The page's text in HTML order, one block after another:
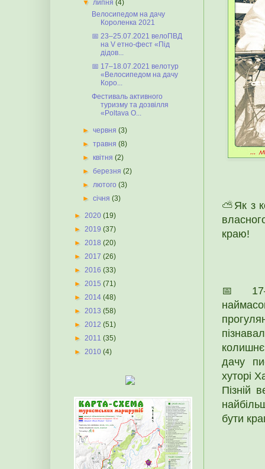
⛅Як з
краю!
📅 17
колишнє
дачу
хуторі
Пізній
бути
▼липня(4)
Велосипедом на дачу
Короленка 2021
📅 23–25.07.2021 велоПВД
на V етно-фест «Під
дідов...
📅 17–18.07.2021 велотур
«Велосипедом на дачу
Коро...
Фестиваль активного
туризму та дозвілля
«Poltava O...
►червня(3)
►травня(8)
►квітня(2)
►березня(2)
►лютого(3)
►січня(3)
► 2020 (19)
► 2019 (37)
► 2018 (20)
► 2017 (26)
► 2016 (33)
► 2015 (71)
► 2014 (48)
► 2013 (58)
► 2012 (51)
► 2011 (35)
► 2010 (4)